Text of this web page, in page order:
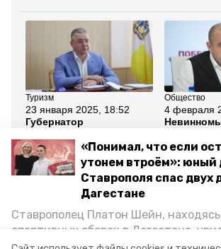
«Понимал, что если
утонем втроём»: юный
Ставрополя спас двух
Дагестане
Ставрополец Платон Шейн,
спортивных сборах в Дегестане,
Каспийском море детей и бросился
Туризм
23 января 2025, 18:52
Губернатор
Ставрополье появятся
модульные гостиницы
Общество
4 февраля
— глава
Миненков
Все новости
ставропольский край